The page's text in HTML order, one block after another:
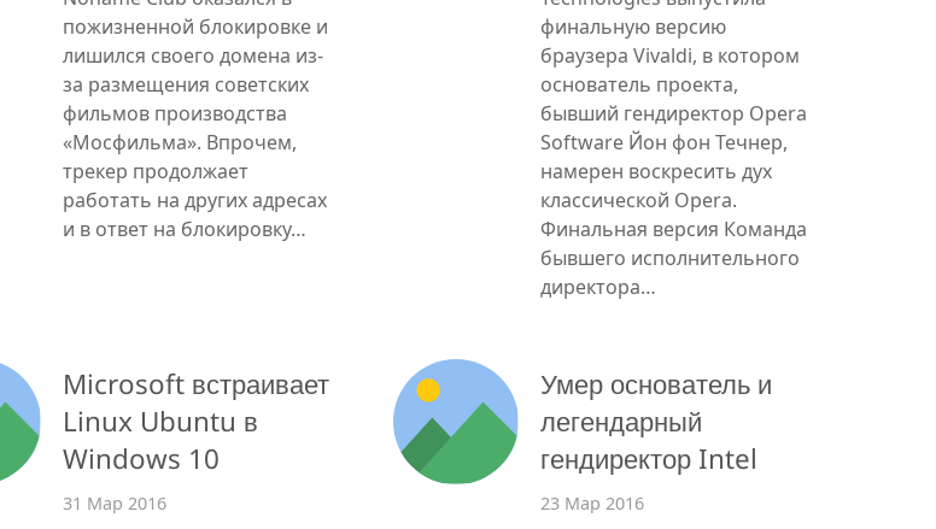
пожизненной блокировке и
лишился своего домена из-
за размещения советских
фильмов производства
«Мосфильма». Впрочем,
трекер продолжает
работать на других адресах
и в ответ на блокировку…
финальную версию
браузера Vivaldi, в котором
основатель проекта,
бывший гендиректор Opera
Software Йон фон Течнер,
намерен воскресить дух
классической Opera.
Финальная версия Команда
бывшего исполнительного
директора…
Microsoft встраивает
Linux Ubuntu в
Windows 10
31 Мар 2016
Умер основатель и
легендарный
гендиректор Intel
23 Мар 2016